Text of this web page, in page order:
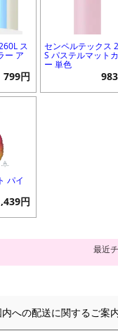
ス
ー ア
799円
センペルテックス
S パステルマット
ー 単色
パイ
円
最近
内への配送に関するご案